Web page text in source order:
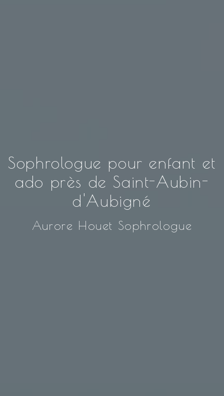
Sophrologue pour enfant et
ado près de Saint-Aubin-
d'Aubigné
Aurore Houet Sophrologue